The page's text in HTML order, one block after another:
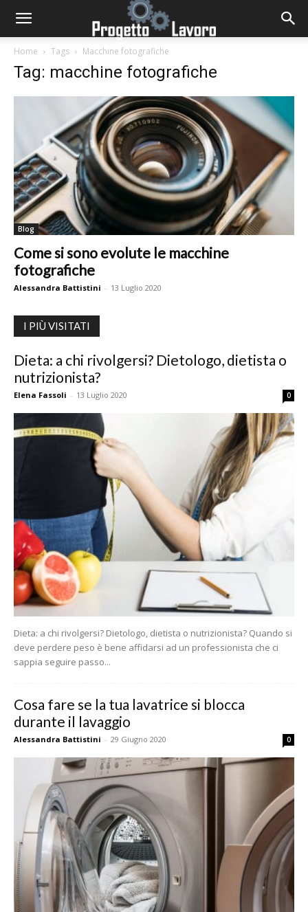
Home Tags Macchine fotografiche
Tag: macchine fotografiche
Blog
Come si sono evolute le macchine
fotografiche
Alessandra Battistini - 13 Luglio 2020
I PIÙ VISITATI
Dieta: a chi rivolgersi? Dietologo, dietista o
nutrizionista?
Elena Fassoli - 13 Luglio 2020 0
Dieta: a chi rivolgersi? Dietologo, dietista o nutrizionista? Quando si
deve perdere peso è bene affidarsi ad un professionista che ci
sappia seguire passo...
Cosa fare se la tua lavatrice si blocca
durante il lavaggio
Alessandra Battistini - 29 Giugno 2020 0